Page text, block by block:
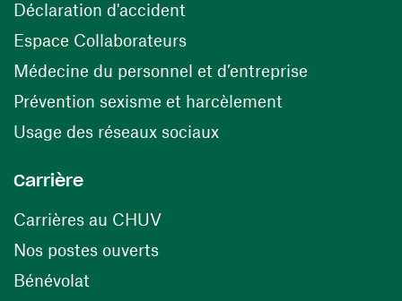
Déclaration d'accident
Espace Collaborateurs(opens in a new window)
Médecine du personnel et d’entreprise
Prévention sexisme et harcèlement
Usage des réseaux sociaux(opens in a new
Carrière
Carrières au CHUV(opens in a new window)
Nos postes ouverts(opens in a new window)
Bénévolat